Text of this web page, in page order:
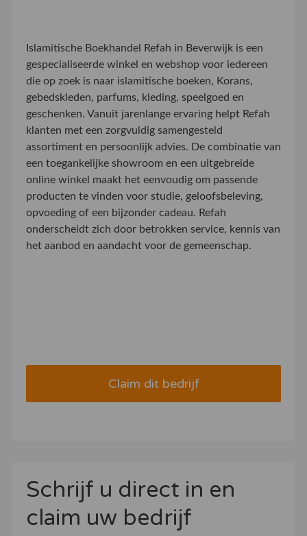
Islamitische Boekhandel Refah in Beverwijk is een
gespecialiseerde winkel en webshop voor iedereen
die op zoek is naar islamitische boeken, Korans,
gebedskleden, parfums, kleding, speelgoed en
geschenken. Vanuit jarenlange ervaring helpt Refah
klanten met een zorgvuldig samengesteld
assortiment en persoonlijk advies. De combinatie van
een toegankelijke showroom en een uitgebreide
online winkel maakt het eenvoudig om passende
producten te vinden voor studie, geloofsbeleving,
opvoeding of een bijzonder cadeau. Refah
onderscheidt zich door betrokken service, kennis van
het aanbod en aandacht voor de gemeenschap.
Claim dit bedrijf
Schrijf u direct in en
claim uw bedrijf